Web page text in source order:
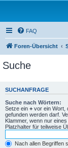
FAQ
Foren-Übersicht
Suche
SUCHANFRAGE
Suche nach Wörtern:
Setze ein + vor ein Wort,
gefunden werden darf.
Klammer, wenn nur
Platzhalter für teilweise
Nach allen Begriffen